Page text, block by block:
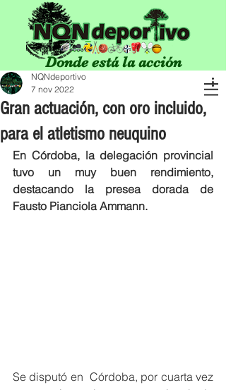
Donde está la acción
Gran actuación, con oro incluido,
para el atletismo neuquino
NQNdeportivo
7 nov 2022
En Córdoba, la delegación provincial
tuvo un muy buen rendimiento,
destacando la presea dorada de
Fausto Pianciola Ammann.
Se disputó en  Córdoba, por cuarta vez